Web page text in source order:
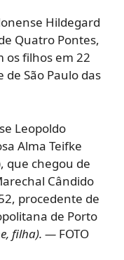
Hildegard
Quatro Pontes,
os filhos em 22
São Paulo das
Leopoldo
Alma Teifke
que chegou de
Cândido
procedente de
de Porto
filha). — FOTO